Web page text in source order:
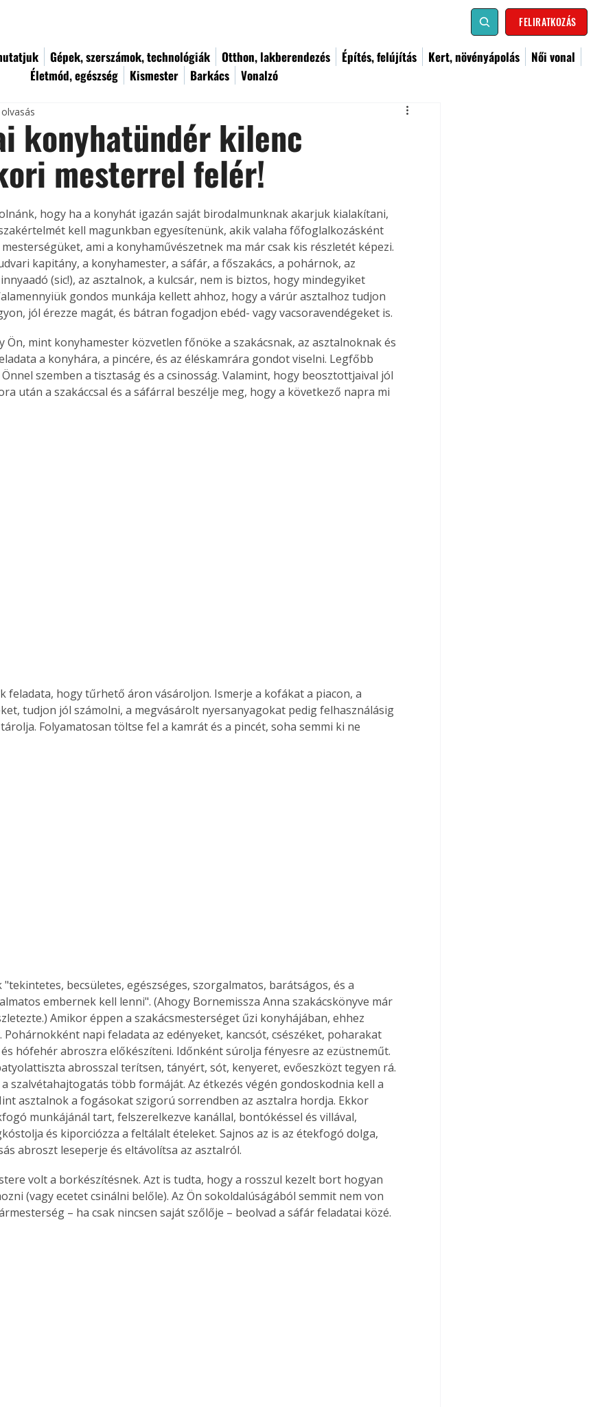
FELIRATKOZÁS
Gépek, szerszámok, technológiák Otthon, lakberendezés Építés, felújítás Kert, növényápolás
Női vonal
Életmód, egészség
Kismester Barkács Vonalzó
konyhatündér kilenc
mesterrel felér!
hogy ha a konyhát igazán saját birodalmunknak akarjuk kialakítani,
kell magunkban egyesítenünk, akik valaha főfoglalkozásként
ami a konyhaművészetnek ma már csak kis részletét képezi.
kapitány, a konyhamester, a sáfár, a főszakács, a pohárnok, az
(sic!), az asztalnok, a kulcsár, nem is biztos, hogy mindegyiket
gondos munkája kellett ahhoz, hogy a várúr asztalhoz tudjon
jól érezze magát, és bátran fogadjon ebéd- vagy vacsoravendégeket is.
Ön, mint konyhamester közvetlen főnöke a szakácsnak, az asztalnoknak és
a konyhára, a pincére, és az éléskamrára gondot viselni. Legfőbb
szemben a tisztaság és a csinosság. Valamint, hogy beosztottjaival jól
után a szakáccsal és a sáfárral beszélje meg, hogy a következő napra mi
feladata, hogy tűrhető áron vásároljon. Ismerje a kofákat a piacon, a
tudjon jól számolni, a megvásárolt nyersanyagokat pedig felhasználásig
Folyamatosan töltse fel a kamrát és a pincét, soha semmi ki ne
"tekintetes, becsületes, egészséges, szorgalmatos, barátságos, és a
embernek kell lenni". (Ahogy Bornemissza Anna szakácskönyve már
Amikor éppen a szakácsmesterséget űzi konyhájában, ehhez
Pohárnokként napi feladata az edényeket, kancsót, csészéket, poharakat
hófehér abroszra előkészíteni. Időnként súrolja fényesre az ezüstneműt.
abrosszal terítsen, tányért, sót, kenyeret, evőeszközt tegyen rá.
szalvétahajtogatás több formáját. Az étkezés végén gondoskodnia kell a
asztalnok a fogásokat szigorú sorrendben az asztalra hordja. Ekkor
munkájánál tart, felszerelkezve kanállal, bontókéssel és villával,
és kiporciózza a feltálalt ételeket. Sajnos az is az étekfogó dolga,
abroszt leseperje és eltávolítsa az asztalról.
volt a borkészítésnek. Azt is tudta, hogy a rosszul kezelt bort hogyan
(vagy ecetet csinálni belőle). Az Ön sokoldalúságából semmit nem von
– ha csak nincsen saját szőlője – beolvad a sáfár feladatai közé.